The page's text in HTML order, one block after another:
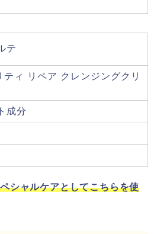
テ
ティ リペア クレンジングクリ
成分
シャルケアとしてこちらを使